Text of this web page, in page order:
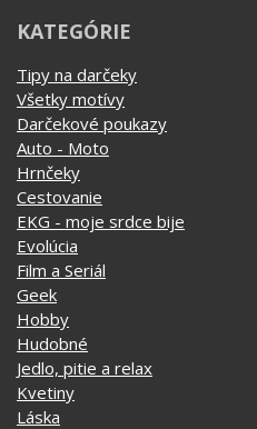
KATEGÓRIE
Tipy na darčeky
Všetky motívy
Darčekové poukazy
Auto - Moto
Hrnčeky
Cestovanie
EKG - moje srdce bije
Evolúcia
Film a Seriál
Geek
Hobby
Hudobné
Jedlo, pitie a relax
Kvetiny
Láska